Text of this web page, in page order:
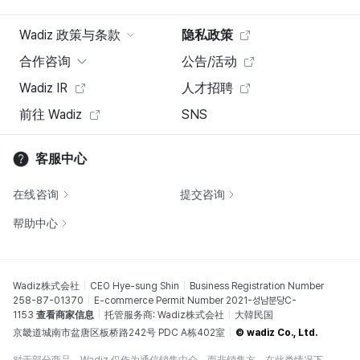
Wadiz 政策与条款
隐私政策
合作咨询
公告/活动
Wadiz IR
人才招聘
前往 Wadiz
SNS
客服中心
在线咨询 提交咨询
帮助中心
Wadiz株式会社 CEO Hye-sung Shin
Business Registration Number
258-87-01370
E-commerce Permit Number 2021-성남분당C-
1153 查看商家信息 托管服务商: Wadiz株式会社
大韓民国
京畿道城南市盆唐区板桥路242号 PDC A栋402室
© wadiz Co., Ltd.